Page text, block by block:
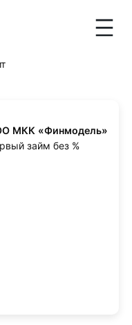
МКК «Финмодель»
займ без %